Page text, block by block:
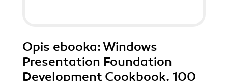
Opis ebooka: Windows
Presentation Foundation
Development Cookbook. 100